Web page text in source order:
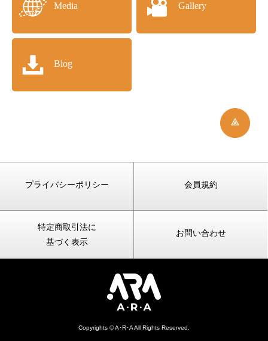
Media Gallery
Blog
プライバシーポリシー 会員規約
特定商取引法に
基づく表示
お問い合わせ
Copyrights © A･R･A All Rights Reserved.